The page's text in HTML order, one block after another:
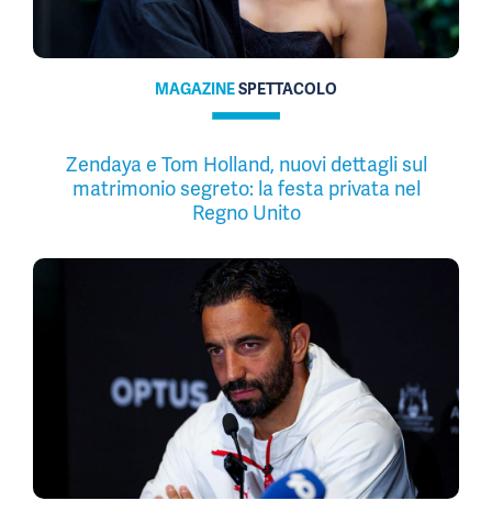
MAGAZINESPETTACOLO
Zendaya e Tom Holland, nuovi dettagli sul
matrimonio segreto: la festa privata nel
Regno Unito